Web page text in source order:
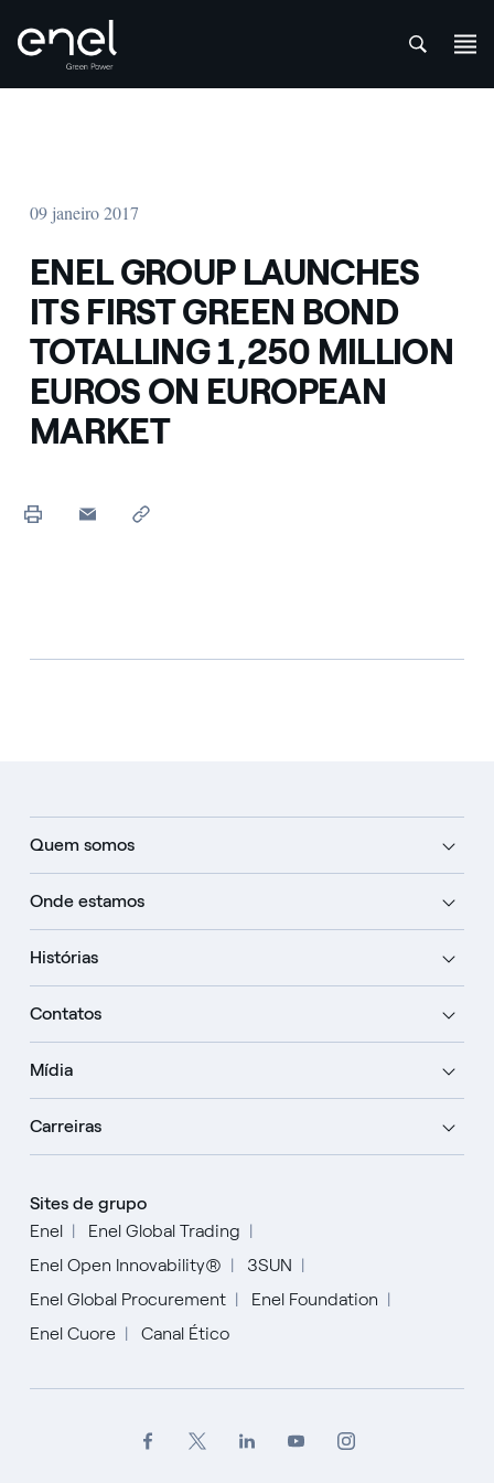
09 janeiro 2017
ENEL GROUP LAUNCHES
ITS FIRST GREEN BOND
TOTALLING 1,250 MILLION
EUROS ON EUROPEAN
MARKET
Quem somos
Onde estamos
Histórias
Contatos
Mídia
Carreiras
Sites de grupo
Enel
Enel Global Trading
Enel Open Innovability®
3SUN
Enel Global Procurement
Enel Foundation
Enel Cuore
Canal Ético